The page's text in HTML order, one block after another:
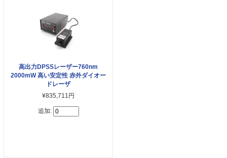
高出力DPSSレーザー760nm
2000mW 高い安定性 赤外ダイオー
ドレーザ
¥835,711円
追加: